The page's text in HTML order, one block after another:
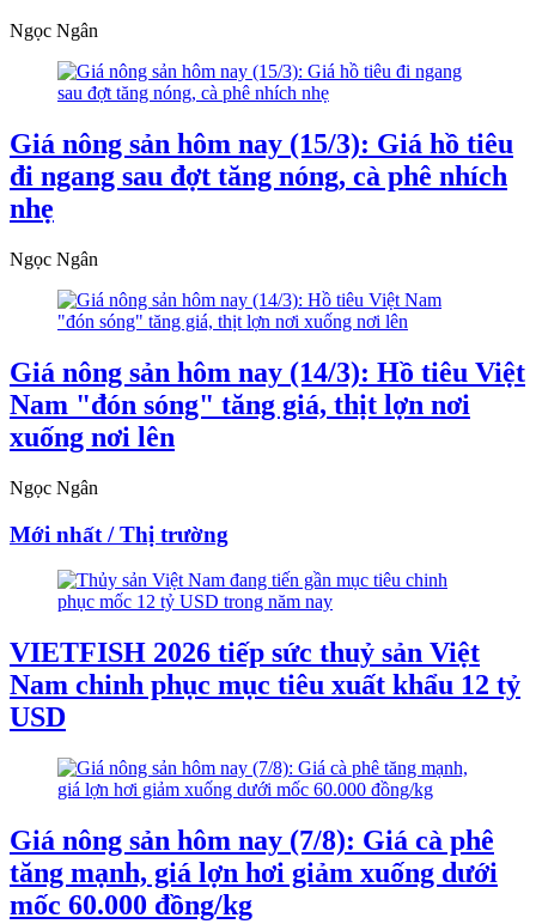
Ngọc Ngân
Giá nông sản hôm nay (15/3): Giá hồ tiêu
đi ngang sau đợt tăng nóng, cà phê nhích
nhẹ
Ngọc Ngân
Giá nông sản hôm nay (14/3): Hồ tiêu Việt
Nam "đón sóng" tăng giá, thịt lợn nơi
xuống nơi lên
Ngọc Ngân
Mới nhất / Thị trường
VIETFISH 2026 tiếp sức thuỷ sản Việt
Nam chinh phục mục tiêu xuất khẩu 12 tỷ
USD
Giá nông sản hôm nay (7/8): Giá cà phê
tăng mạnh, giá lợn hơi giảm xuống dưới
mốc 60.000 đồng/kg